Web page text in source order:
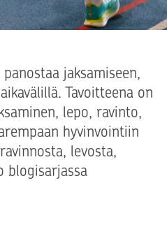
jaksamiseen,
Tavoitteena on
lepo, ravinto,
hyvinvointiin
levosta,
blogisarjassa